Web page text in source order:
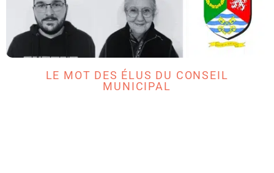
LE MOT DES ÉLUS DU CONSEIL
MUNICIPAL